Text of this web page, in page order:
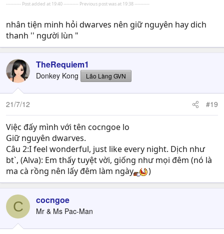
---------- Post added at 19:40 ---------- Previous post was at 19:38 ----------
nhân tiện minh hỏi dwarves nên giữ nguyên hay dich
thanh '' người lùn "
TheRequiem1
Donkey Kong Lão Làng GVN
21/7/12 #19
Việc đấy mình với tên cocngoe lo
Giữ nguyên dwarves.
Câu 2:I feel wonderful, just like every night. Dịch như
bt`, (Alva): Em thấy tuyệt vời, giống như mọi đêm (nó là
ma cà rồng nên lấy đêm làm ngày
)
C cocngoe
Mr & Ms Pac-Man